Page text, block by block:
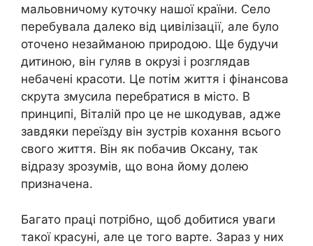
мальовничому куточку нашої країни. Село
перебувала далеко від цивілізації, але було
оточено незайманою природою. Ще будучи
дитиною, він гуляв в окрузі і розглядав
небачені красоти. Це потім життя і фінансова
скрута змусила перебратися в місто. В
принципі, Віталій про це не шкодував, адже
завдяки переїзду він зустрів кохання всього
свого життя. Він як побачив Оксану, так
відразу зрозумів, що вона йому долею
призначена.
Багато праці потрібно, щоб добитися уваги
такої красуні, але це того варте. Зараз у них